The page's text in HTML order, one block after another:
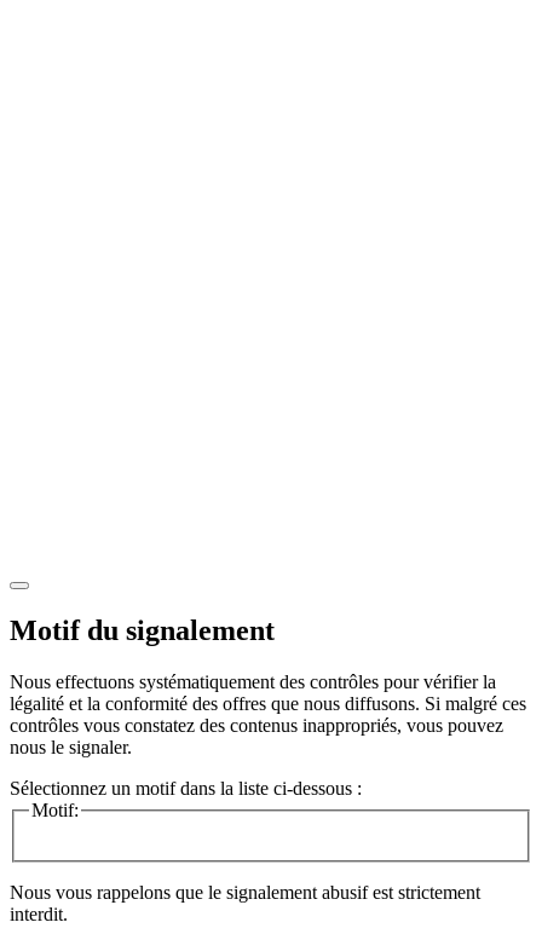
Motif du signalement
Nous effectuons systématiquement des contrôles pour vérifier la
légalité et la conformité des offres que nous diffusons. Si malgré ces
contrôles vous constatez des contenus inappropriés, vous pouvez
nous le signaler.
Sélectionnez un motif dans la liste ci-dessous :
Motif:
Nous vous rappelons que le signalement abusif est strictement
interdit.